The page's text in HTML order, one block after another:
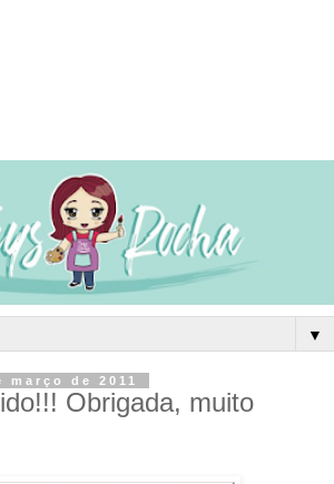
▼
de 2011
Obrigada, muito